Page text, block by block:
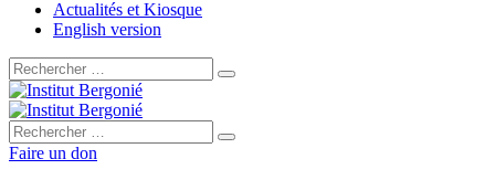
Actualités et Kiosque
English version
Rechercher :
Rechercher :
Faire un don